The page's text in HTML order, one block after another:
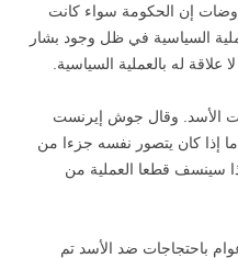
إن الحكومة سواء كانت
السياسية في ظل وجود بشار
له بالعملية السياسية.
الأسد. وقال جوش إيرنست
إذا كان يتصور نفسه جزءا من
سينسف قطعا العملية من
باحتجاجات ضد الأسد تم